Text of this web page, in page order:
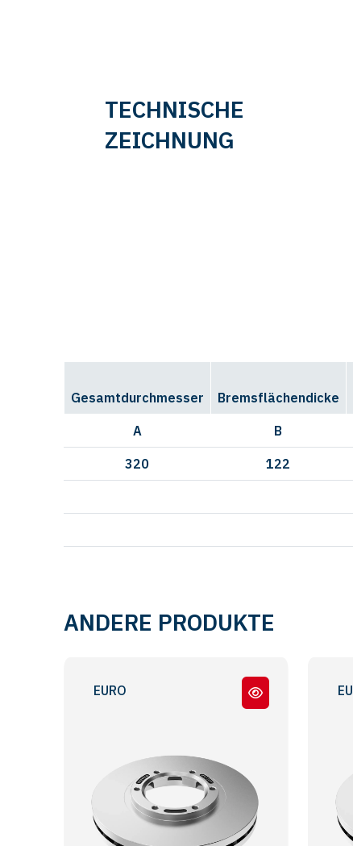
TECHNISCHE
ZEICHNUNG
Gesamtdurchmesser Bremsflächendicke
A B
320 122
ANDERE PRODUKTE